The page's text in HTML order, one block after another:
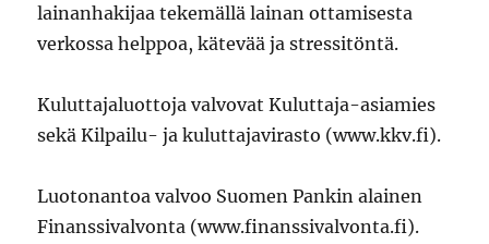
lainanhakijaa tekemällä lainan ottamisesta
verkossa helppoa, kätevää ja stressitöntä.
Kuluttajaluottoja valvovat Kuluttaja-asiamies
sekä Kilpailu- ja kuluttajavirasto (www.kkv.fi).
Luotonantoa valvoo Suomen Pankin alainen
Finanssivalvonta (www.finanssivalvonta.fi).